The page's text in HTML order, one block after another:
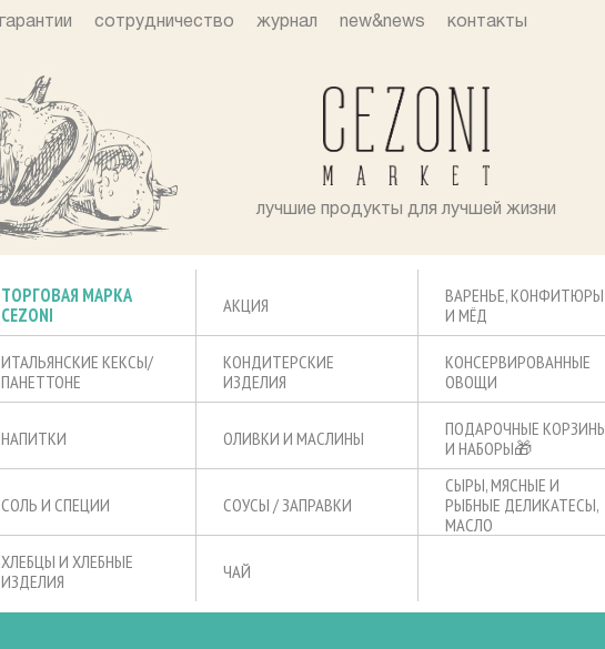
гарантии сотрудничество журнал new&news контакты
лучшие продукты для лучшей жизни
ТОРГОВАЯ МАРКА
CEZONI
АКЦИЯ
ВАРЕНЬЕ, КОНФИТЮРЫ
И МЁД
ИТАЛЬЯНСКИЕ КЕКСЫ/
ПАНЕТТОНЕ
КОНДИТЕРСКИЕ
ИЗДЕЛИЯ
КОНСЕРВИРОВАННЫЕ
ОВОЩИ
НАПИТКИ ОЛИВКИ И МАСЛИНЫ
ПОДАРОЧНЫЕ
И НАБОРЫ🎁
СОЛЬ И СПЕЦИИ СОУСЫ / ЗАПРАВКИ
СЫРЫ, МЯСНЫЕ И
РЫБНЫЕ ДЕЛИКАТЕСЫ,
МАСЛО
ХЛЕБЦЫ И ХЛЕБНЫЕ
ИЗДЕЛИЯ
ЧАЙ